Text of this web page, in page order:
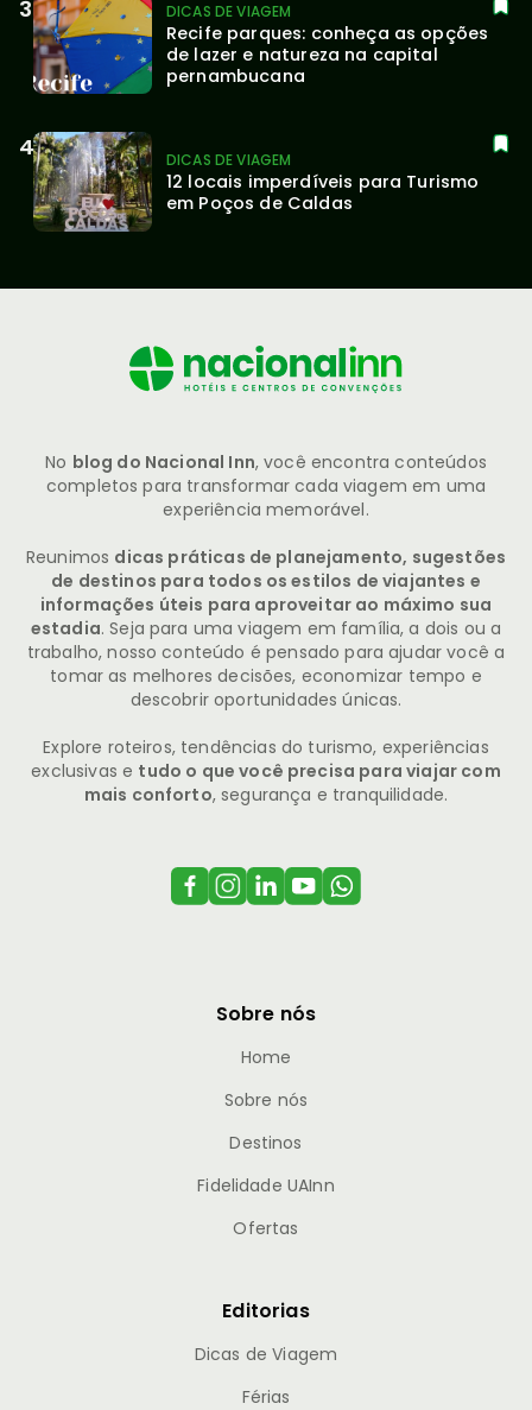
DICAS DE VIAGEM
Recife parques: conheça as opções
de lazer e natureza na capital
pernambucana
DICAS DE VIAGEM
12 locais imperdíveis para Turismo
em Poços de Caldas
No blog do Nacional Inn, você encontra conteúdos
completos para transformar cada viagem em uma
experiência memorável.
Reunimos dicas práticas de planejamento, sugestões
de destinos para todos os estilos de viajantes e
informações úteis para aproveitar ao máximo sua
estadia. Seja para uma viagem em família, a dois ou a
trabalho, nosso conteúdo é pensado para ajudar você a
tomar as melhores decisões, economizar tempo e
descobrir oportunidades únicas.
Explore roteiros, tendências do turismo, experiências
exclusivas e tudo o que você precisa para viajar com
mais conforto, segurança e tranquilidade.
Sobre nós
Home
Sobre nós
Destinos
Fidelidade UAInn
Ofertas
Editorias
Dicas de Viagem
Férias